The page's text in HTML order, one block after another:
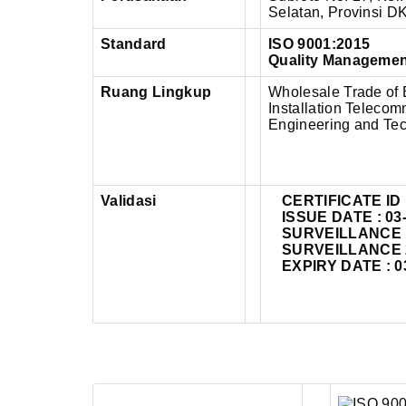
Selatan, Provinsi
Standard
ISO 9001:2015
Quality
Ruang Lingkup
Wholesale Trade of
Installation
Engineering and
Validasi
CERTIFICATE ID
ISSUE DATE :
SURVEILLANCE
SURVEILLANCE
EXPIRY DATE :